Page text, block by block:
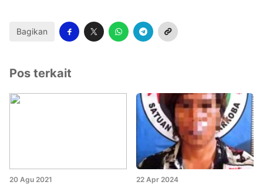
Bagikan
Pos terkait
20 Agu 2021 22 Apr 2024